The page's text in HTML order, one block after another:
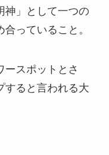
神」として一つの
っていること。
ースポットとさ
すると言われる大